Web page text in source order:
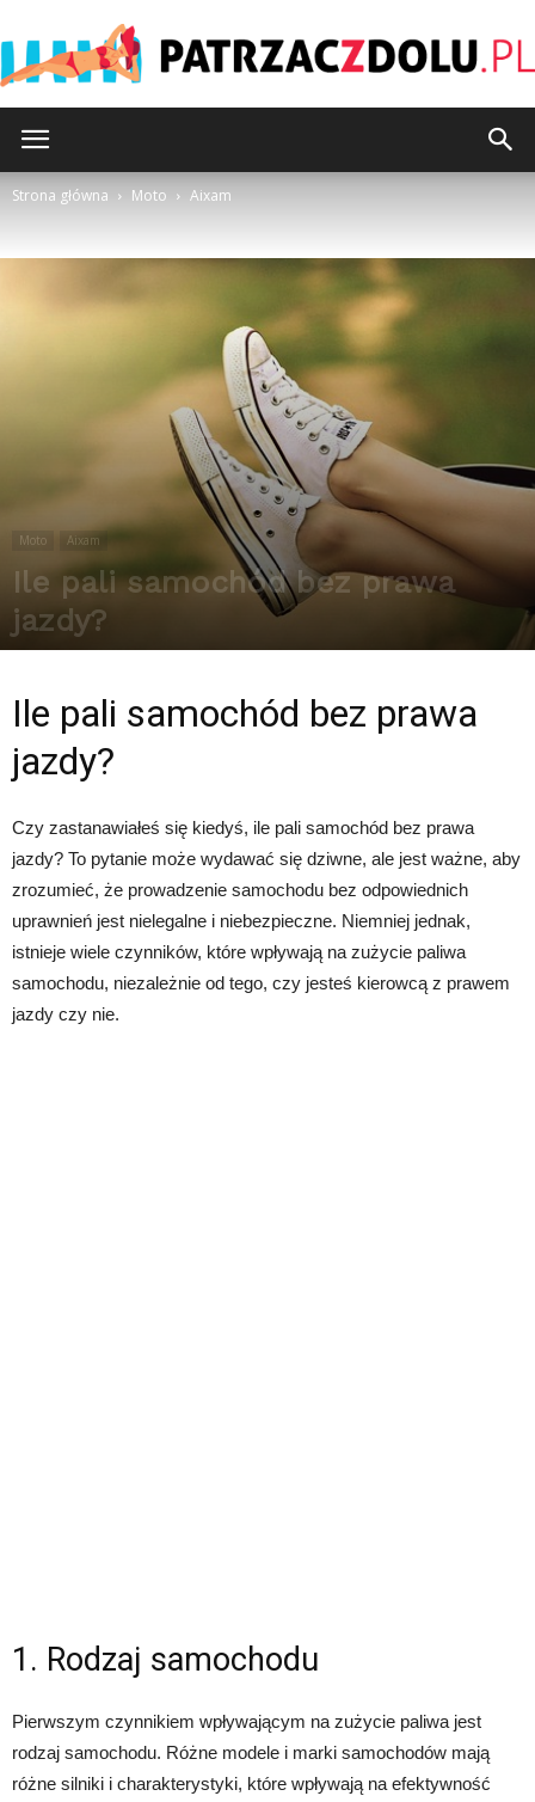
Strona główna Moto Aixam
Moto Aixam
Ile pali samochód bez prawa
jazdy?
Ile pali samochód bez prawa
jazdy?
Czy zastanawiałeś się kiedyś, ile pali samochód bez prawa
jazdy? To pytanie może wydawać się dziwne, ale jest ważne, aby
zrozumieć, że prowadzenie samochodu bez odpowiednich
uprawnień jest nielegalne i niebezpieczne. Niemniej jednak,
istnieje wiele czynników, które wpływają na zużycie paliwa
samochodu, niezależnie od tego, czy jesteś kierowcą z prawem
jazdy czy nie.
1. Rodzaj samochodu
Pierwszym czynnikiem wpływającym na zużycie paliwa jest
rodzaj samochodu. Różne modele i marki samochodów mają
różne silniki i charakterystyki, które wpływają na efektywność